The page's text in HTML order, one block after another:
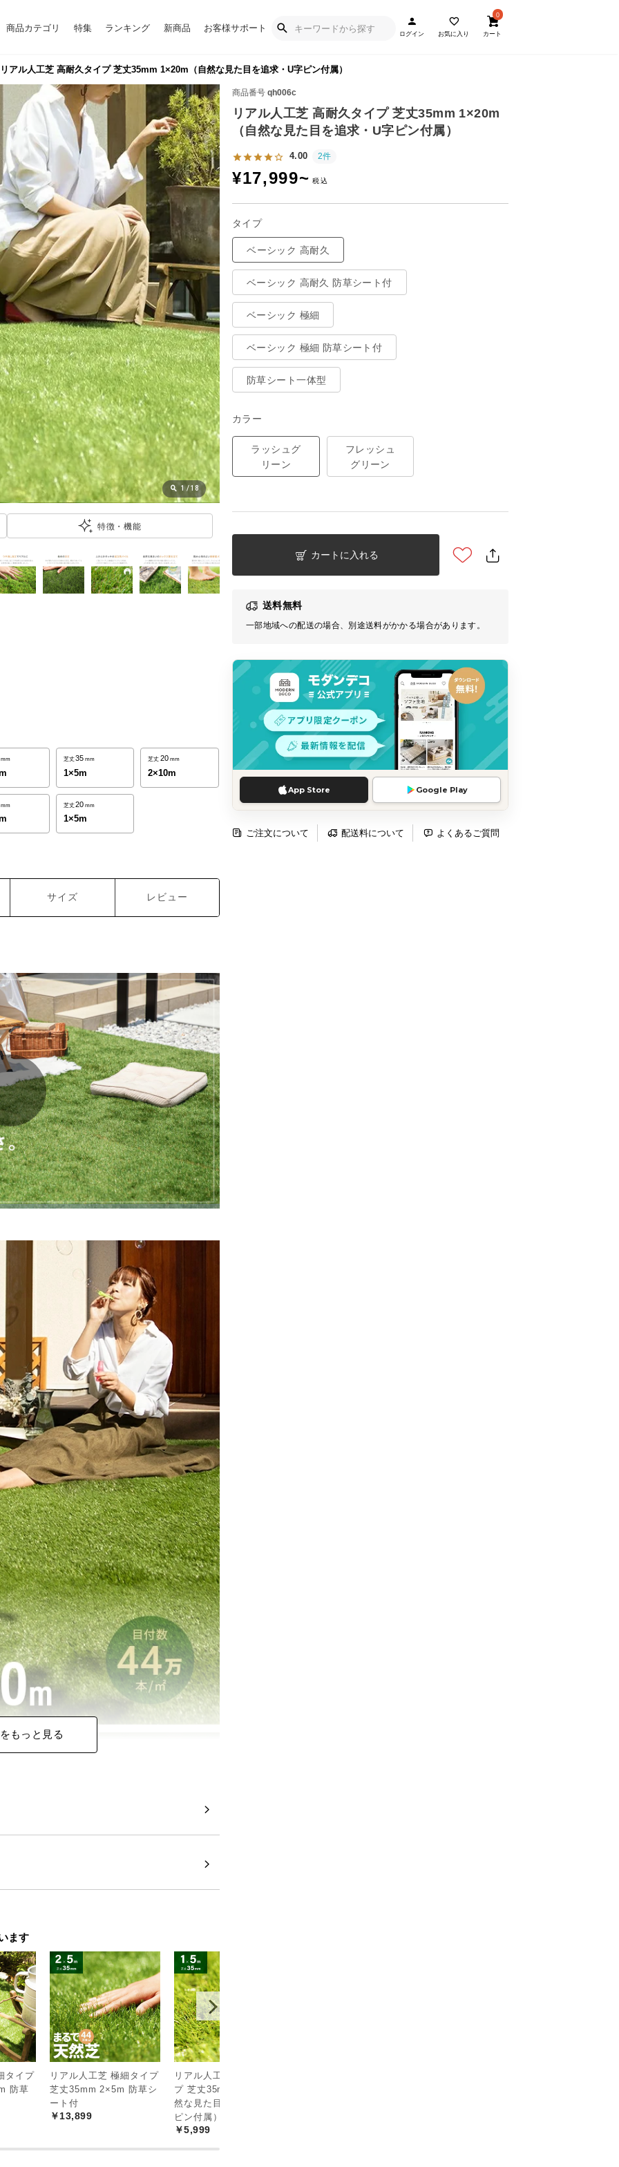
商品カテゴリ 特集 ランキング 新商品 お客様サポート
ログイン お気に入り
0
カート
アル人工芝 高耐久タイプ 芝丈35mm 1×20m（自然な見た目を追求・U字ピン付属）
商品番号 qh006c
リアル人工芝 高耐久タイプ 芝丈35mm 1×20m
（自然な見た目を追求・U字ピン付属）
4.00 2件
¥17,999~
タイプ
ベーシック 高耐久
ベーシック 高耐久 防草シート付
ベーシック 極細
ベーシック 極細 防草シート付
防草シート一体型
カラー
ラッシュグ
リーン
フレッシュ
グリーン
カートに入れる
送料無料
一部地域への配送の場合、別途送料がかかる場合があります。
App Store Google Play
ご注文について 配送料について よくあるご質問
1 /18
特徴・機能
mm 芝丈35 mm
1×5m
芝丈 20 mm
2×10m
mm 芝丈20 mm
1×5m
サイズ レビュー
もっと見る
ます
タイプ
防草
リアル人工芝 極細タイプ
芝丈35mm 2×5m 防草シ
ート付
￥13,899
リアル人工芝 高耐久タイ
プ 芝丈35mm 1×5m（自
然な見た目を追求・U字
ピン付属）
￥5,999